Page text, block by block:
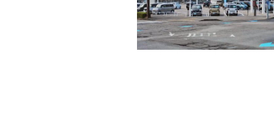
－ フロントカメラ －
－ ルーフレール －